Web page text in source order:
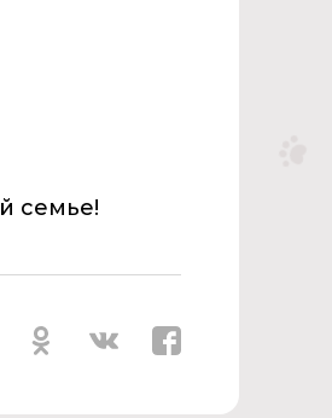
семье!